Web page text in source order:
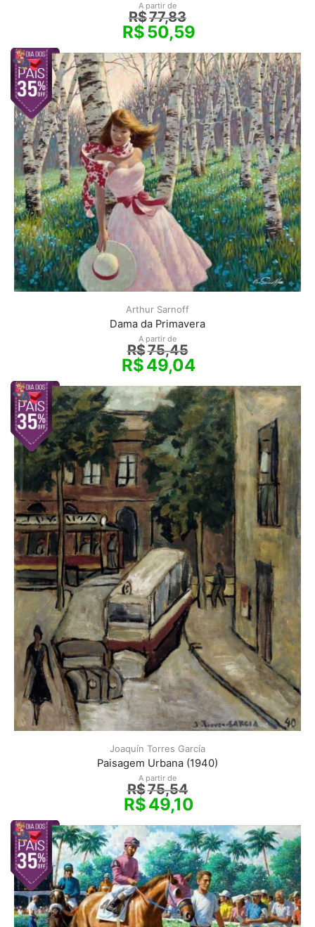
A partir de
R$77,83
R$50,59
Arthur Sarnoff
Dama da Primavera
A partir de
R$75,45
R$49,04
Joaquín Torres García
Paisagem Urbana (1940)
A partir de
R$75,54
R$49,10